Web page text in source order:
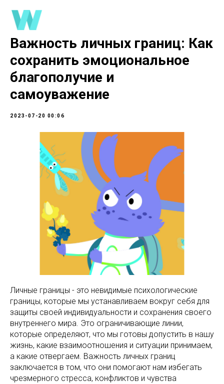
Важность личных границ: Как
сохранить эмоциональное
благополучие и
самоуважение
2023-07-20 00:06
Личные границы - это невидимые психологические
границы, которые мы устанавливаем вокруг себя для
защиты своей индивидуальности и сохранения своего
внутреннего мира. Это ограничивающие линии,
которые определяют, что мы готовы допустить в нашу
жизнь, какие взаимоотношения и ситуации принимаем,
а какие отвергаем. Важность личных границ
заключается в том, что они помогают нам избегать
чрезмерного стресса, конфликтов и чувства